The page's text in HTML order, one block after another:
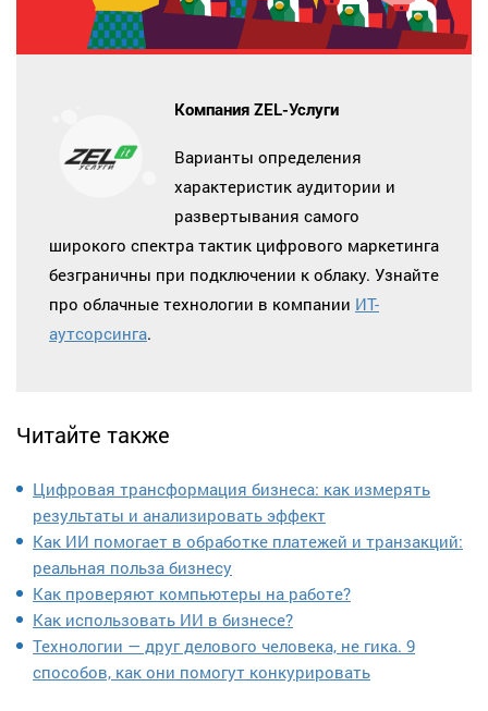
Компания ZEL-Услуги
Варианты определения
характеристик аудитории и
развертывания самого
широкого спектра тактик цифрового маркетинга
безграничны при подключении к облаку. Узнайте
про облачные технологии в компании ИТ-
аутсорсинга.
Читайте также
Цифровая трансформация бизнеса: как измерять
результаты и анализировать эффект
Как ИИ помогает в обработке платежей и транзакций:
реальная польза бизнесу
Как проверяют компьютеры на работе?
Как использовать ИИ в бизнесе?
Технологии — друг делового человека, не гика. 9
способов, как они помогут конкурировать